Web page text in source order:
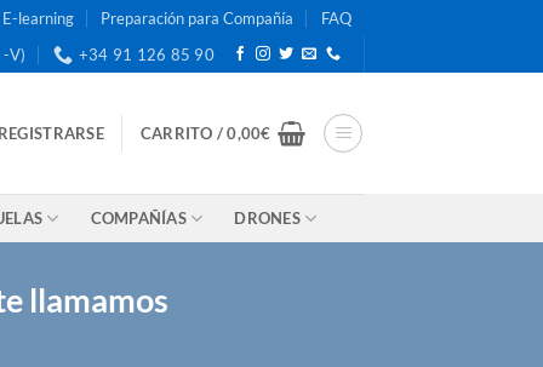
E-learning Preparación para Compañía
FAQ
V)
+34 91 126 85 90
CARRITO /0,00€
COMPAÑÍAS DRONES
llamamos